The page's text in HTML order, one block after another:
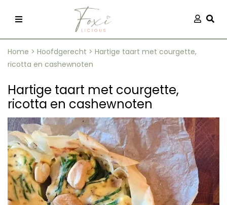
kleding
Home > Hoofdgerecht > Hartige taart met courgette,
ricotta en cashewnoten
Hartige taart met courgette,
ricotta en cashewnoten